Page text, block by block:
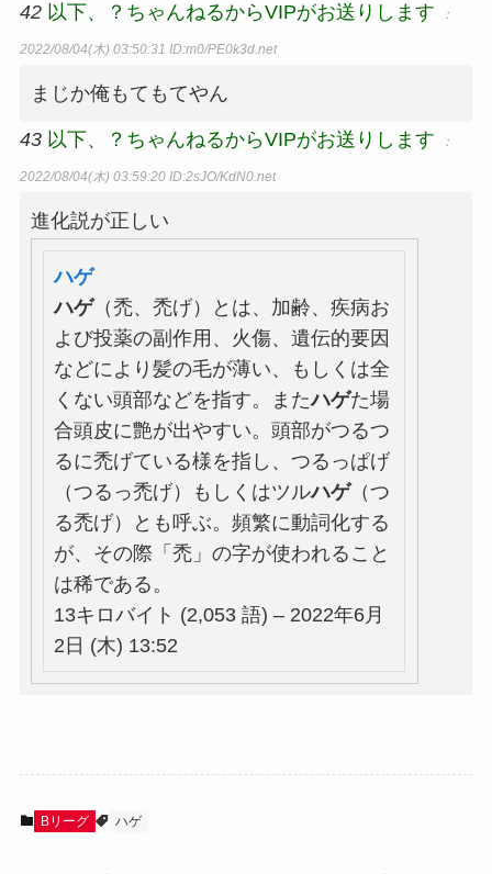
42 以下、？ちゃんねるからVIPがお送りします ：
2022/08/04(木) 03:50:31 ID:m0/PE0k3d.net
まじか俺もてもてやん
43 以下、？ちゃんねるからVIPがお送りします ：
2022/08/04(木) 03:59:20 ID:2sJO/KdN0.net
進化説が正しい
ハゲ
ハゲ（禿、禿げ）とは、加齢、疾病お
よび投薬の副作用、火傷、遺伝的要因
などにより髪の毛が薄い、もしくは全
くない頭部などを指す。またハゲた場
合頭皮に艶が出やすい。頭部がつるつ
るに禿げている様を指し、つるっぱげ
（つるっ禿げ）もしくはツルハゲ（つ
る禿げ）とも呼ぶ。頻繁に動詞化する
が、その際「禿」の字が使われること
は稀である。
13キロバイト (2,053 語) – 2022年6月
2日 (木) 13:52
Bリーグ ハゲ